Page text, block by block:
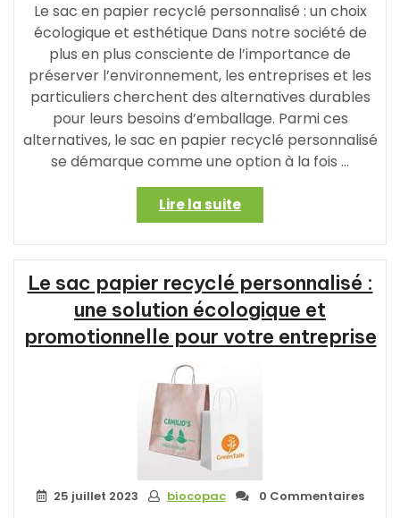
Le sac en papier recyclé personnalisé : un choix
écologique et esthétique Dans notre société de
plus en plus consciente de l’importance de
préserver l’environnement, les entreprises et les
particuliers cherchent des alternatives durables
pour leurs besoins d’emballage. Parmi ces
alternatives, le sac en papier recyclé personnalisé
se démarque comme une option à la fois …
Lire la suite« Le
sac
en
papier
recyclé
personnalisé
:
une
unique »
Le sac papier recyclé personnalisé :
une solution écologique et
promotionnelle pour votre entreprise
25 juillet 2023 biocopac 0 Commentaires